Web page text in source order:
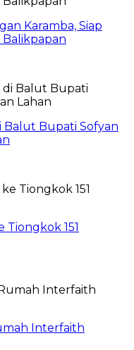
Karamba, Siap
Balut Bupati Sofyan
151
Interfaith